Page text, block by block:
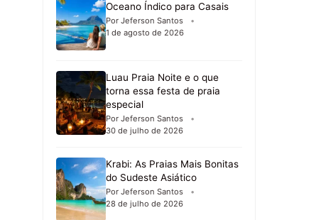
Oceano Índico para Casais
Por Jeferson Santos
1 de agosto de 2026
Luau Praia Noite e o que
torna essa festa de praia
especial
Por Jeferson Santos
30 de julho de 2026
Krabi: As Praias Mais Bonitas
do Sudeste Asiático
Por Jeferson Santos
28 de julho de 2026